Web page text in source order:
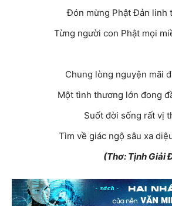
Đón mừng Phật Đản linh
Từng người con Phật mọi
Chung lòng nguyện mãi
Một tình thương lớn đong
Suốt đời sống rất vị
Tìm về giác ngộ sâu xa
(Thơ: Tịnh Giải